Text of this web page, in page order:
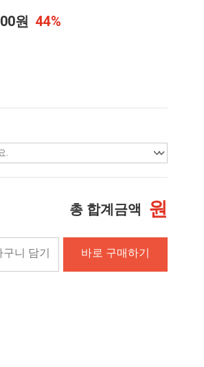
원 44%
총 합계금액 원
구니 담기 바로 구매하기